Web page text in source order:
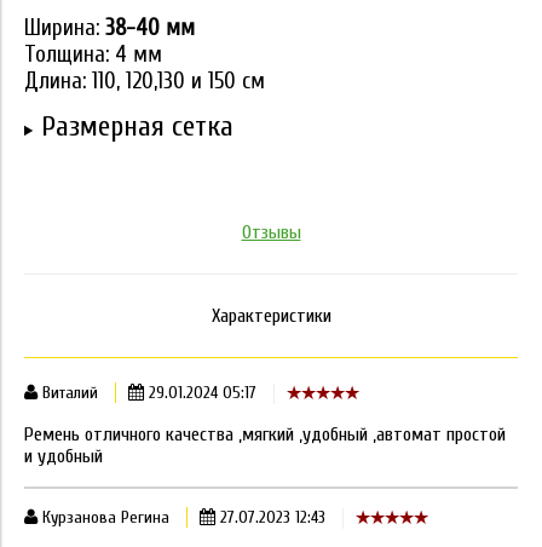
Ширина: 38-40 мм
Толщина: 4 мм
Длина: 110, 120,130 и 150 см
Размерная сетка
Отзывы
Характеристики
Виталий 29.01.2024 05:17
Ремень отличного качества ,мягкий ,удобный ,автомат простой
и удобный
Курзанова Регина 27.07.2023 12:43